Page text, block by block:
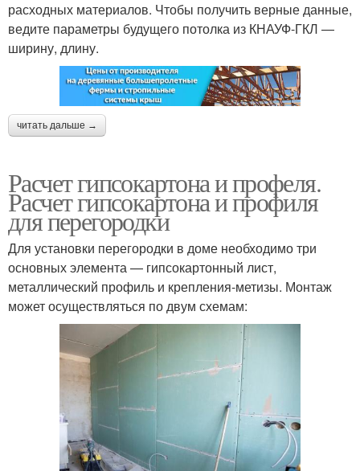
расходных материалов. Чтобы получить верные данные,
ведите параметры будущего потолка из КНАУФ-ГКЛ —
ширину, длину.
читать дальше →
Расчет гипсокартона и профеля.
Расчет гипсокартона и профиля
для перегородки
Для установки перегородки в доме необходимо три
основных элемента — гипсокартонный лист,
металлический профиль и крепления-метизы. Монтаж
может осуществляться по двум схемам: